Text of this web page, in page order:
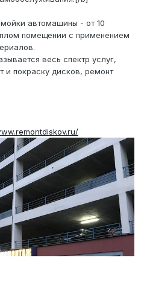
автомашины - от 10
помещении с применением
весь спектр услуг,
покраску дисков, ремонт